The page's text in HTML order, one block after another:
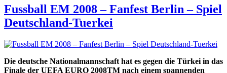
bei
Fussball
Fussball EM 2008 – Fanfest Berlin – Spiel
Deutschland-Tuerkei
Die deutsche Nationalmannschaft hat es gegen die Türkei in das
Finale der UEFA EURO 2008TM nach einem spannenden